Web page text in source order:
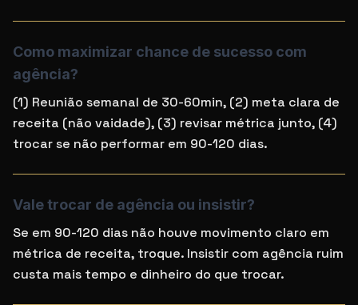
Como maximizar chance de sucesso com
agência?
(1) Reunião semanal de 30-60min, (2) meta clara de
receita (não vaidade), (3) revisar métrica junto, (4)
trocar se não performar em 90-120 dias.
Vale trocar de agência ou insistir?
Se em 90-120 dias não houve movimento claro em
métrica de receita, troque. Insistir com agência ruim
custa mais tempo e dinheiro do que trocar.